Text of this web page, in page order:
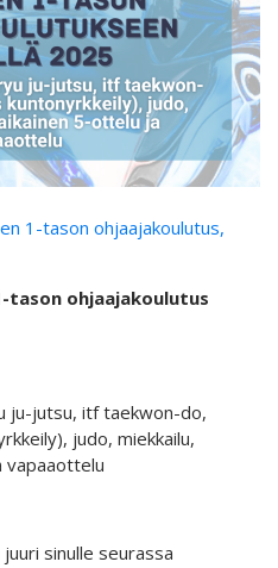
1-tason ohjaajakoulutus,
tason ohjaajakoulutus
ju-jutsu, itf taekwon-do,
judo, miekkailu,
vapaaottelu
sinulle seurassa